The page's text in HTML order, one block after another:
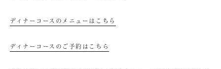
ディナーコースのメニューはこちら
ディナーコースのご予約はこちら